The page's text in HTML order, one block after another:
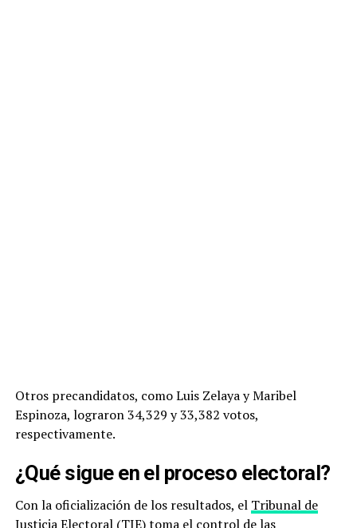
Otros precandidatos, como Luis Zelaya y Maribel
Espinoza, lograron 34,329 y 33,382 votos,
respectivamente.
¿Qué sigue en el proceso electoral?
Con la oficialización de los resultados, el Tribunal de
Justicia Electoral (TJE)toma el control de las